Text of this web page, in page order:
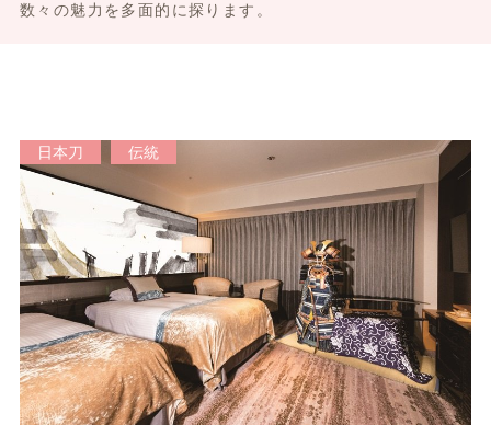
数々の魅力を多面的に探ります。
日本刀 伝統